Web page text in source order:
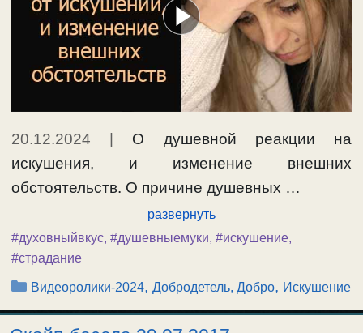
20.12.2024 | О душевной реакции на
искушения, и изменение внешних
обстоятельств. О причине душевных …
развернуть
#духовныйвкус, #душевныемуки, #искушение,
#страдание
Рубрики
Видеоролики-2024,Добродетель, Добро, Искушение